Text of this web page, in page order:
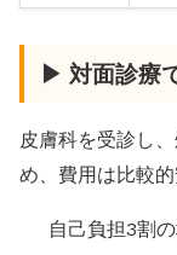
▶ 対面診療
皮膚科を受診し
め、費用は比較的
自己負担3割